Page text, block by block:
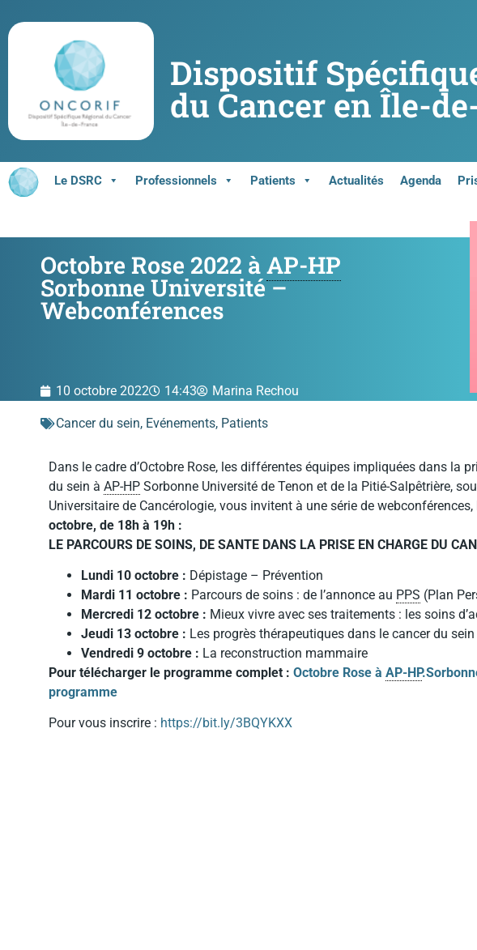
Dispositif
du Cancer en Île-
Le DSRC Professionnels Patients Actualités Agenda
Octobre Rose 2022 àAP-HP
Sorbonne Université –
Webconférences
10 octobre 2022 14:43 Marina Rechou
Cancer du sein, Evénements, Patients
Dans le cadre d’Octobre Rose, les différentes équipes impliquées dans la
du sein à AP-HP Sorbonne Université de Tenon et de la Pitié-Salpêtrière,
Universitaire de Cancérologie, vous invitent à une série de webconférences,
octobre, de 18h à 19h :
LE PARCOURS DE SOINS, DE SANTE DANS LA PRISE EN CHARGE DU
Lundi 10 octobre : Dépistage – Prévention
Mardi 11 octobre : Parcours de soins : de l’annonce au PPS (Plan
Mercredi 12 octobre : Mieux vivre avec ses traitements : les soins
Jeudi 13 octobre : Les progrès thérapeutiques dans le cancer du sein
Vendredi 9 octobre : La reconstruction mammaire
Pour télécharger le programme complet : Octobre Rose à AP-HP
programme
Pour vous inscrire : https://bit.ly/3BQYKXX